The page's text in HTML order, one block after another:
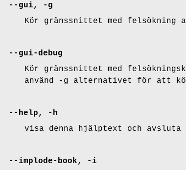
--gui, -g
Kör gränssnittet med
--gui-debug
Kör gränssnittet med
använd -g alternativet för att
--help, -h
visa denna hjälptext och avsluta
--implode-book, -i